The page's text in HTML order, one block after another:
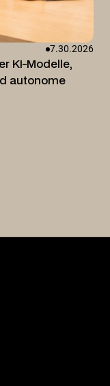
7.30.2026
KI-Modelle,
autonome